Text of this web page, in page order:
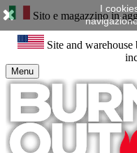
Sito e magazzino in
Site and warehouse
Menu
I